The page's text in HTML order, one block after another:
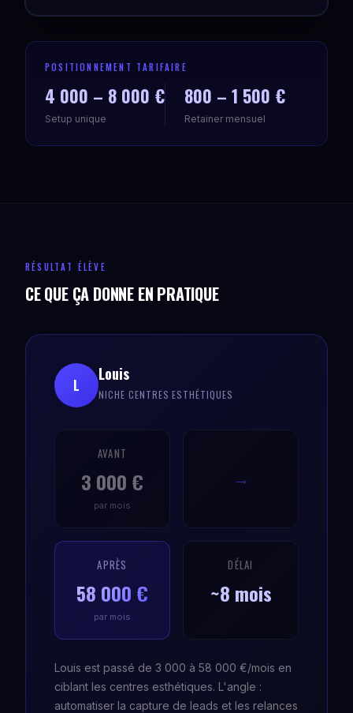
POSITIONNEMENT TARIFAIRE
4 000 – 8 000 €
Setup unique
800 – 1 500 €
Retainer mensuel
RÉSULTAT ÉLÈVE
CE QUE ÇA DONNE EN PRATIQUE
L
Louis
NICHE CENTRES ESTHÉTIQUES
AVANT
3 000 €
par mois
→
APRÈS
58 000 €
par mois
DÉLAI
~8 mois
Louis est passé de 3 000 à 58 000 €/mois en
ciblant les centres esthétiques. L'angle :
automatiser la capture de leads et les relances